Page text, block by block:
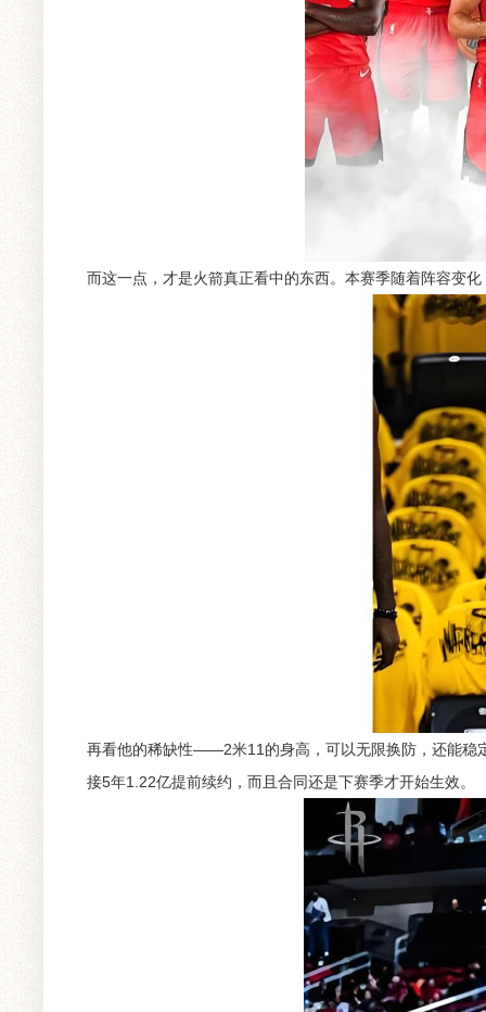
而这一点，才是火箭真正看中的东西。本赛季随着阵容变
再看他的稀缺性——2米11的身高，可以无限换防，还能稳
接5年1.22亿提前续约，而且合同还是下赛季才开始生效。